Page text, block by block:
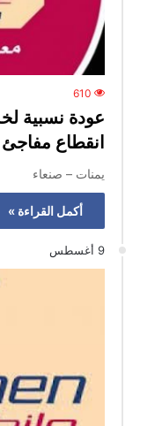
610
عودة نسبية
انقطاع مفاجئ
يمنات – صنعاء
أكمل القراءة »
9 أغسطس